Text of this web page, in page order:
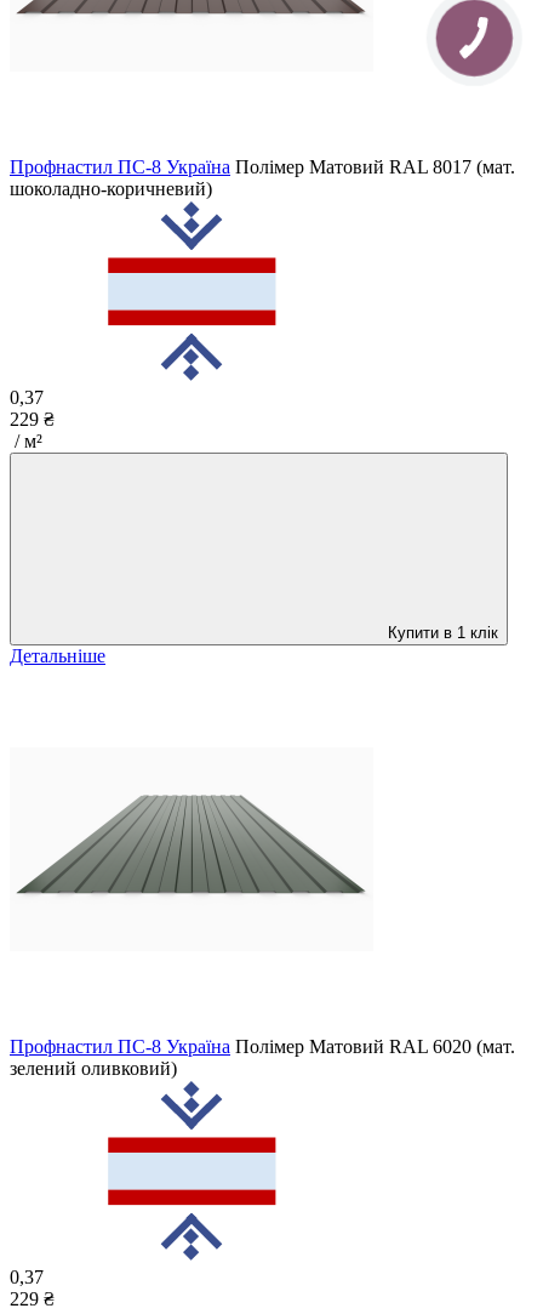
Профнастил ПС-8 Україна Полімер Матовий RAL 8017 (мат.
шоколадно-коричневий)
0,37
229 ₴
/ м²
Купити в 1 клік
Детальніше
Профнастил ПС-8 Україна Полімер Матовий RAL 6020 (мат.
зелений оливковий)
0,37
229 ₴